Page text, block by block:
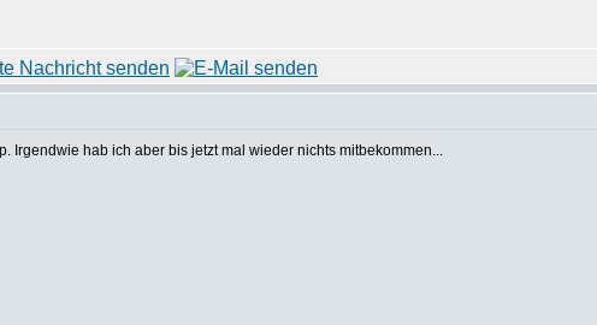
Irgendwie hab ich aber bis jetzt mal wieder nichts mitbekommen...